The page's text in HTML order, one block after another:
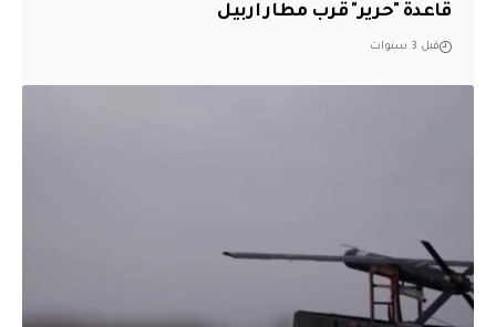
قاعدة "حرير" قرب مطار اربيل
قبل 3 سنوات